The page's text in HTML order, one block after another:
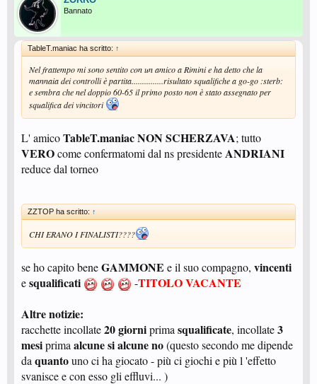
Bannato
TableT.maniac ha scritto: ↑
Nel frattempo mi sono sentito con un amico a Rimini e ha detto che la
mannaia dei controlli è partita...............risultato squalifiche a go-go :sterb:
e sembra che nel doppio 60-65 il primo posto non è stato assegnato per
squalifica dei vincitori
L' amicoTableT.maniacNON SCHERZAVA; tutto
VEROcome confermatomi dal ns presidenteANDRIANI
reduce dal torneo
ZZTOP ha scritto: ↑
CHI ERANO I FINALISTI????
se ho capito beneGAMMONE e il suo compagno, vincenti
esqualificati -TITOLO VACANTE
Altre notizie:
racchette incollate20 giorniprima squalificate, incollate3
mesiprima alcune si alcune no(questo secondo me dipende
da quantouno ci ha giocato - più ci giochi e più l 'effetto
svanisce e con esso gli effluvi... )